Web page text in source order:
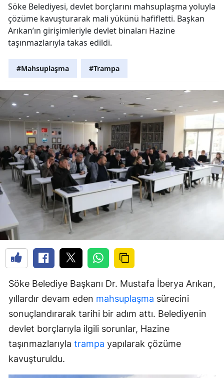
Söke Belediyesi, devlet borçlarını mahsuplaşma yoluyla
çözüme kavuşturarak mali yükünü hafifletti. Başkan
Arıkan’ın girişimleriyle devlet binaları Hazine
taşınmazlarıyla takas edildi.
#Mahsuplaşma #Trampa
Söke Belediye Başkanı Dr. Mustafa İberya Arıkan,
yıllardır devam eden mahsuplaşma sürecini
sonuçlandırarak tarihi bir adım attı. Belediyenin
devlet borçlarıyla ilgili sorunlar, Hazine
taşınmazlarıyla trampa yapılarak çözüme
kavuşturuldu.